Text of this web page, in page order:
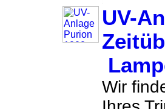
UV-
Wir